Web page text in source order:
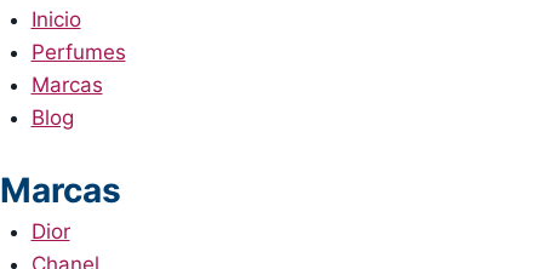
Inicio
Perfumes
Marcas
Blog
Marcas
Dior
Chanel